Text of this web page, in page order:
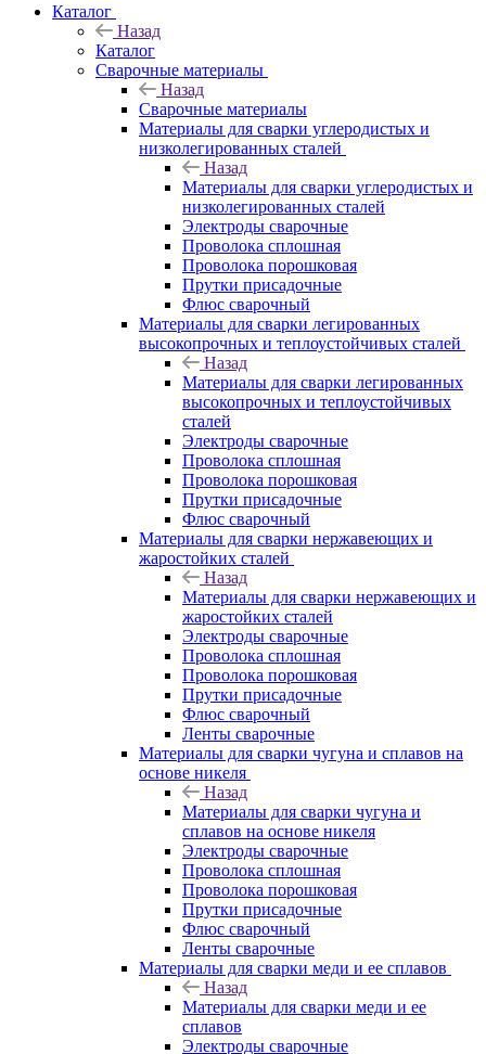
Каталог
Назад
Каталог
Сварочные материалы
Назад
Сварочные материалы
Материалы для сварки углеродистых и
низколегированных сталей
Назад
Материалы для сварки углеродистых и
низколегированных сталей
Электроды сварочные
Проволока сплошная
Проволока порошковая
Прутки присадочные
Флюс сварочный
Материалы для сварки легированных
высокопрочных и теплоустойчивых сталей
Назад
Материалы для сварки легированных
высокопрочных и теплоустойчивых
сталей
Электроды сварочные
Проволока сплошная
Проволока порошковая
Прутки присадочные
Флюс сварочный
Материалы для сварки нержавеющих и
жаростойких сталей
Назад
Материалы для сварки нержавеющих и
жаростойких сталей
Электроды сварочные
Проволока сплошная
Проволока порошковая
Прутки присадочные
Флюс сварочный
Ленты сварочные
Материалы для сварки чугуна и сплавов на
основе никеля
Назад
Материалы для сварки чугуна и
сплавов на основе никеля
Электроды сварочные
Проволока сплошная
Проволока порошковая
Прутки присадочные
Флюс сварочный
Ленты сварочные
Материалы для сварки меди и ее сплавов
Назад
Материалы для сварки меди и ее
сплавов
Электроды сварочные